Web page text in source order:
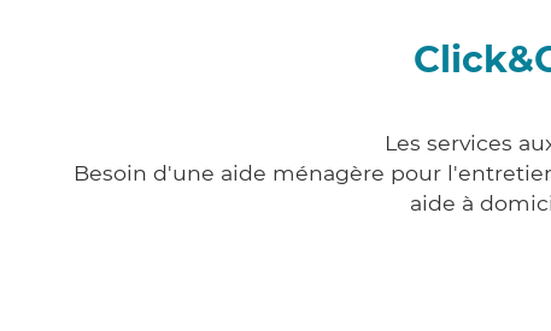
Les services
Besoin d'une aide ménagère pour
aide à